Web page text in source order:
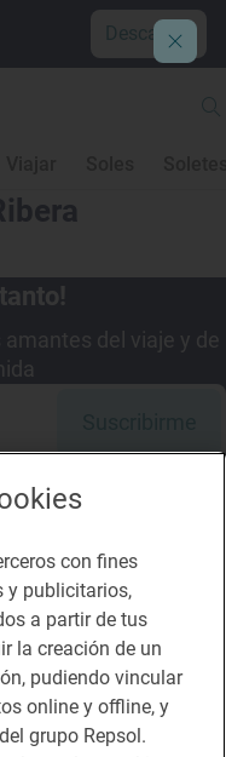
Descargar
del viaje y de
Google Play
con fines
y publicitarios,
a partir de tus
la creación de un
pudiendo vincular
online y offline, y
grupo Repsol.